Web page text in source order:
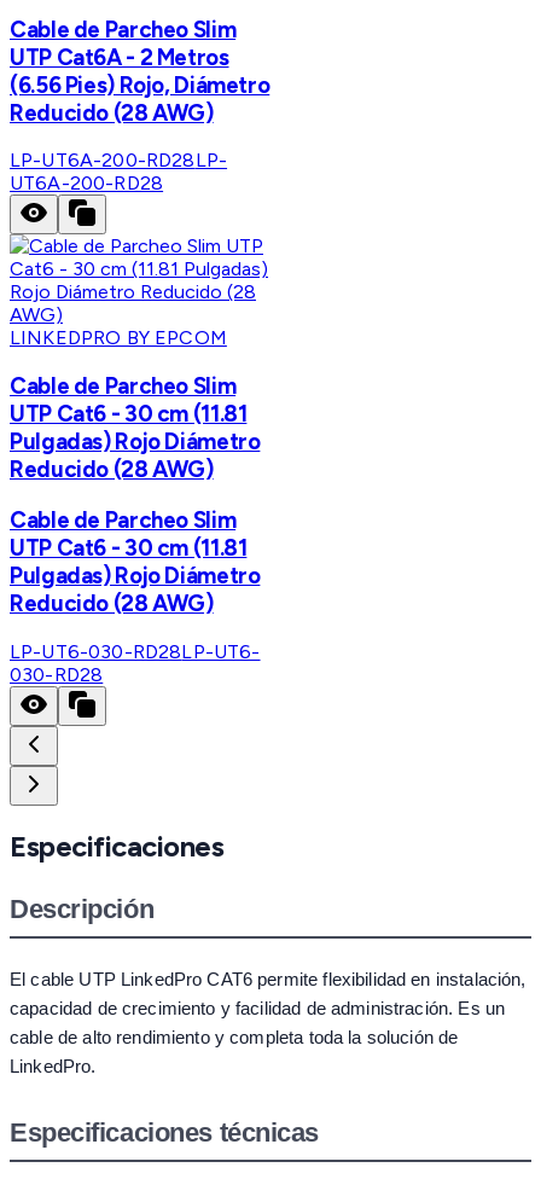
Cable de Parcheo Slim
UTP Cat6A - 2 Metros
(6.56 Pies) Rojo, Diámetro
Reducido (28 AWG)
LP-UT6A-200-RD28LP-
UT6A-200-RD28
LINKEDPRO BY EPCOM
Cable de Parcheo Slim
UTP Cat6 - 30 cm (11.81
Pulgadas) Rojo Diámetro
Reducido (28 AWG)
Cable de Parcheo Slim
UTP Cat6 - 30 cm (11.81
Pulgadas) Rojo Diámetro
Reducido (28 AWG)
LP-UT6-030-RD28LP-UT6-
030-RD28
Especificaciones
Descripción
El cable UTP LinkedPro CAT6 permite flexibilidad en instalación,
capacidad de crecimiento y facilidad de administración. Es un
cable de alto rendimiento y completa toda la solución de
LinkedPro.
Especificaciones técnicas